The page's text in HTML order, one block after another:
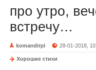
про утро,
встречу…
komandirpl 28-01-2018,
Хорошие стихи